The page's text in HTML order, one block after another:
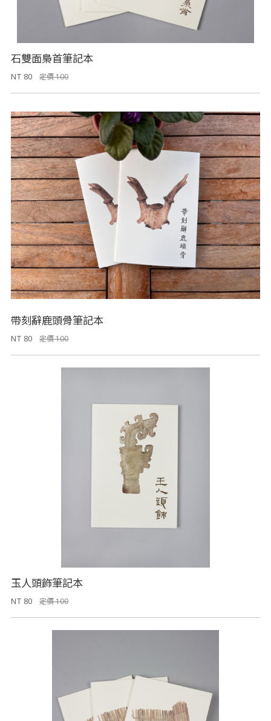
石雙面梟首筆記本
NT 80 定價 100
帶刻辭鹿頭骨筆記本
NT 80 定價 100
玉人頭飾筆記本
NT 80 定價 100